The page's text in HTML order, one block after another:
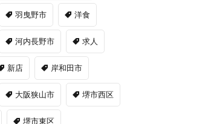
羽曳野市 洋食
河内長野市 求人
新店 岸和田市
大阪狭山市 堺市西区
堺市東区